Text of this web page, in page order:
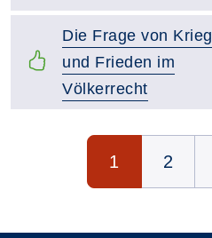
Die Frage von Krieg
und Frieden im
Völkerrecht
Seite 1 von 3
1 2